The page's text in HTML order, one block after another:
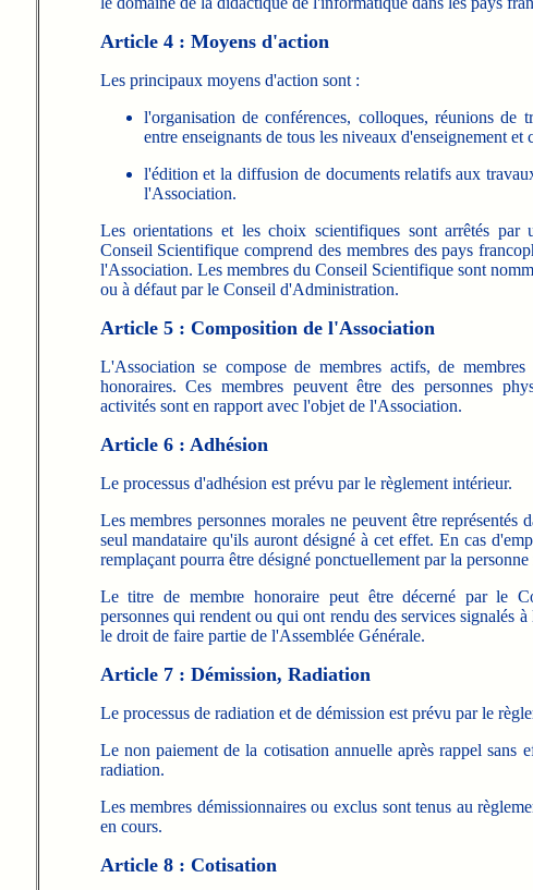
Article 4 : Moyens d'action
Les principaux moyens d'action sont :
l'organisation de conférences, colloques, réunions de
entre enseignants de tous les niveaux d'enseignement et
l'édition et la diffusion de documents relatifs aux
l'Association.
Les orientations et les choix scientifiques sont arrêtés par
Conseil Scientifique comprend des membres des pays
l'Association. Les membres du Conseil Scientifique sont
ou à défaut par le Conseil d'Administration.
Article 5 : Composition de l'Association
L'Association se compose de membres actifs, de
honoraires. Ces membres peuvent être des personnes
activités sont en rapport avec l'objet de l'Association.
Article 6 : Adhésion
Le processus d'adhésion est prévu par le règlement intérieur.
Les membres personnes morales ne peuvent être représentés
seul mandataire qu'ils auront désigné à cet effet. En cas
remplaçant pourra être désigné ponctuellement par la
Le titre de membre honoraire peut être décerné par le
personnes qui rendent ou qui ont rendu des services signalés
le droit de faire partie de l'Assemblée Générale.
Article 7 : Démission, Radiation
Le processus de radiation et de démission est prévu par le
Le non paiement de la cotisation annuelle après rappel sans
radiation.
Les membres démissionnaires ou exclus sont tenus au
en cours.
Article 8 : Cotisation